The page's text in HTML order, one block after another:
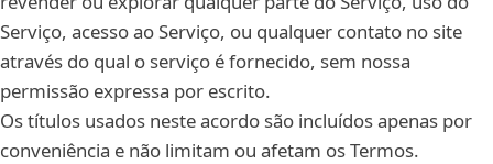
Serviço, acesso ao Serviço, ou qualquer contato no site
através do qual o serviço é fornecido, sem nossa
permissão expressa por escrito.
Os títulos usados neste acordo são incluídos apenas por
conveniência e não limitam ou afetam os Termos.